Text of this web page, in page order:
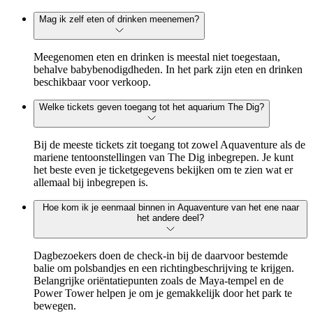
Mag ik zelf eten of drinken meenemen?
Meegenomen eten en drinken is meestal niet toegestaan,
behalve babybenodigdheden. In het park zijn eten en drinken
beschikbaar voor verkoop.
Welke tickets geven toegang tot het aquarium The Dig?
Bij de meeste tickets zit toegang tot zowel Aquaventure als de
mariene tentoonstellingen van The Dig inbegrepen. Je kunt
het beste even je ticketgegevens bekijken om te zien wat er
allemaal bij inbegrepen is.
Hoe kom ik je eenmaal binnen in Aquaventure van het ene naar
het andere deel?
Dagbezoekers doen de check-in bij de daarvoor bestemde
balie om polsbandjes en een richtingbeschrijving te krijgen.
Belangrijke oriëntatiepunten zoals de Maya-tempel en de
Power Tower helpen je om je gemakkelijk door het park te
bewegen.